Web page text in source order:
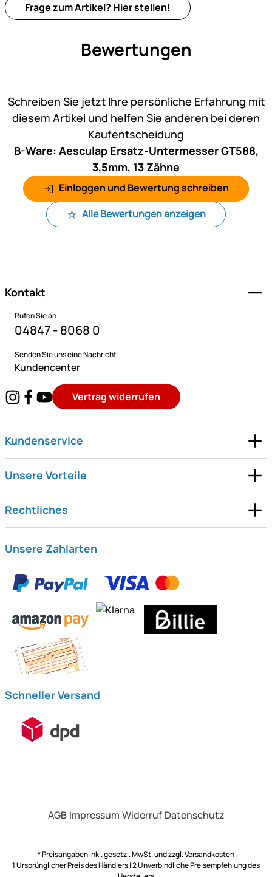
Frage zum Artikel? Hierstellen!
Bewertungen
Schreiben Sie jetzt Ihre persönliche Erfahrung mit
diesem Artikel und helfen Sie anderen bei deren
Kaufentscheidung
B-Ware: Aesculap Ersatz-Untermesser GT588,
3,5mm, 13 Zähne
Einloggen und Bewertung schreiben
Alle Bewertungen anzeigen
Kontakt
Rufen Sie an
04847 - 8068 0
Senden Sie uns eine Nachricht
Kundencenter
Vertrag widerrufen
Kundenservice
Unsere Vorteile
Rechtliches
Unsere Zahlarten
Schneller Versand
AGB Impressum Widerruf Datenschutz
* Preisangaben inkl. gesetzl. MwSt. und zzgl.Versandkosten
1 Ursprünglicher Preis des Händlers | 2 Unverbindliche Preisempfehlung des